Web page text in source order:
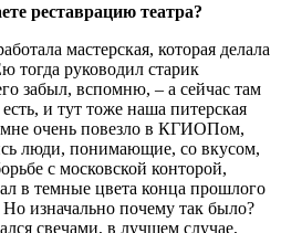
реставрацию театра?
мастерская, которая делала
тогда руководил старик
забыл, вспомню, – а сейчас там
и тут тоже наша питерская
мне очень повезло в КГИОПом,
люди, понимающие, со вкусом,
с московской конторой,
в темные цвета конца прошлого
изначально почему так было?
свечами, в лучшем случае,